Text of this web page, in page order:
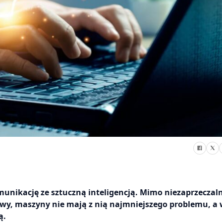
ze sztuczną inteligencją. Mimo
maszyny nie mają z nią najmniejszego problemu, a